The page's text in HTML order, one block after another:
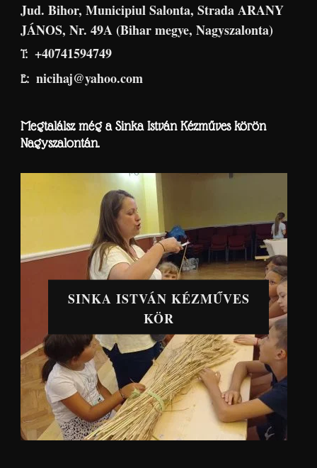
Jud. Bihor, Municipiul Salonta, Strada ARANY
JÁNOS, Nr. 49A (Bihar megye, Nagyszalonta)
T: +40741594749
E: nicihaj@yahoo.com
Megtalálsz még a Sinka István Kézműves körön
Nagyszalontán.
SINKA ISTVÁN KÉZMŰVES
KÖR